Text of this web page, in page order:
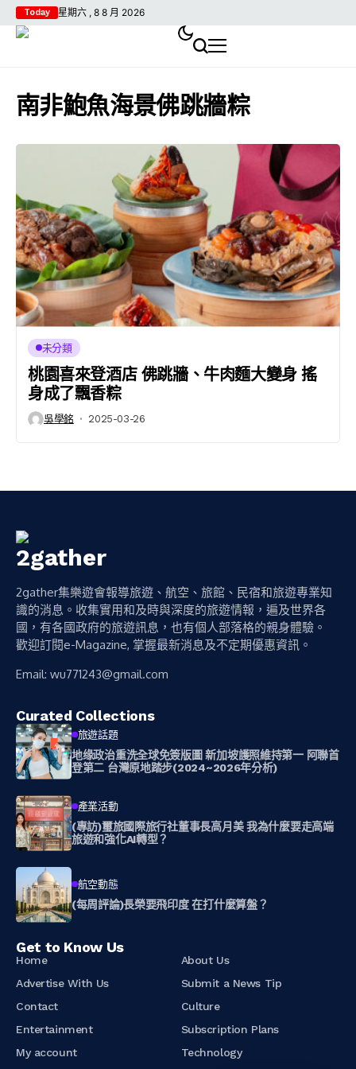
Today 星期六 , 8 8 月 2026
南非鮑魚海景佛跳牆粽
未分類
桃園喜來登酒店 佛跳牆、牛肉麵大變身 搖
身成了飄香粽
吳學銘 2025-03-26
2gather集樂遊會報導旅遊、航空、旅館、民宿和旅遊專業知
識的消息。收集實用和及時與深度的旅遊情報，遍及世界各
國，有各國政府的旅遊訊息，也有個人部落格的親身體驗。
歡迎訂閱e-Magazine, 掌握最新消息及不定期優惠資訊。
Email: wu771243@gmail.com
Curated Collections
旅遊話題
地缘政治重洗全球免簽版圖 新加坡護照維持第一 阿聯首
登第二 台灣原地踏步(2024~2026年分析)
產業活動
(專訪)璽旅國際旅行社董事長高月美 我為什麼要走高端
旅遊和強化AI轉型？
航空動態
(每周評論)長榮要飛印度 在打什麼算盤？
Get to Know Us
Home
About Us
Advertise With Us
Submit a News Tip
Contact
Culture
Entertainment
Subscription Plans
My account
Technology